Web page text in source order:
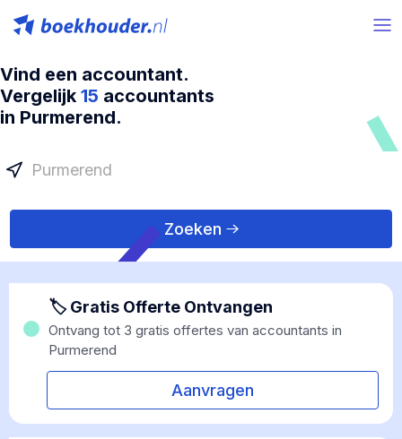
Vind een accountant.
Vergelijk 15 accountants
in Purmerend.
Zoeken
🏷 Gratis Offerte Ontvangen
Ontvang tot 3 gratis offertes van accountants in
Purmerend
Aanvragen